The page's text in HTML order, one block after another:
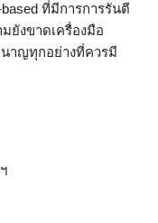
ที่มีการการรันตี
มยังขาดเครื่องมือ
าญทุกอย่างที่ควรมี